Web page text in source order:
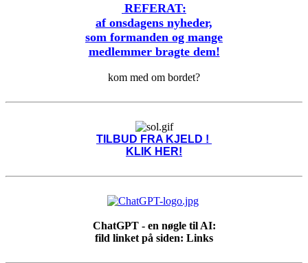
REFERAT:
af onsdagens nyheder,
som formanden og mange
medlemmer bragte dem!
kom med om bordet?
TILBUD FRA KJELD !
KLIK HER!
ChatGPT - en nøgle til AI:
fild linket på siden: Links